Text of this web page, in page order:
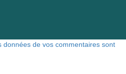
de vos commentaires sont